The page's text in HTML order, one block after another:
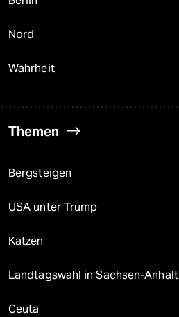
Nord
Wahrheit
Themen
Bergsteigen
USA unter Trump
Katzen
Landtagswahl in Sachsen-Anhalt
Ceuta